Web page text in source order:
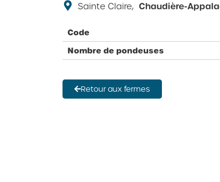
Sainte Claire, Chaudière-
Code
Nombre de pondeuses
Retour aux fermes